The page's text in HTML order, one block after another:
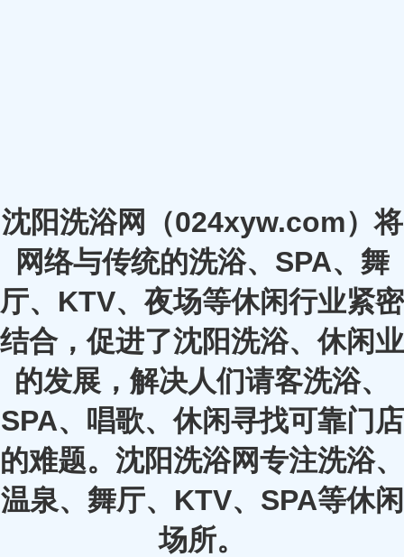
沈阳洗浴网（024xyw.com）将
网络与传统的洗浴、SPA、舞
厅、KTV、夜场等休闲行业紧密
结合，促进了沈阳洗浴、休闲业
的发展，解决人们请客洗浴、
SPA、唱歌、休闲寻找可靠门店
的难题。沈阳洗浴网专注洗浴、
温泉、舞厅、KTV、SPA等休闲
场所。